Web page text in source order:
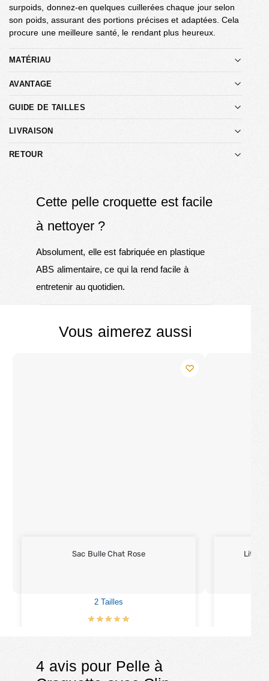
surpoids, donnez-en quelques cuillerées chaque jour selon
son poids, assurant des portions précises et adaptées. Cela
procure une meilleure santé, le rendant plus heureux.
MATÉRIAU
AVANTAGE
GUIDE DE TAILLES
LIVRAISON
RETOUR
Cette pelle croquette est facile
à nettoyer ?
Absolument, elle est fabriquée en plastique
ABS alimentaire, ce qui la rend facile à
entretenir au quotidien.
Vous aimerez aussi
Sac Bulle Chat Rose
2 Tailles
Lit &
4 avis pour Pelle à